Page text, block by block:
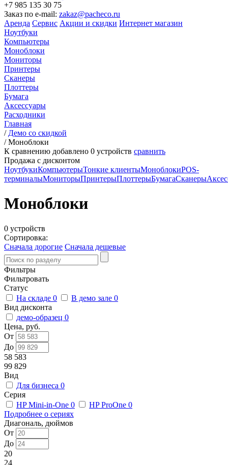
+7 985 135 30 75
Заказ по e-mail: zakaz@pacheco.ru
Аренда Сервис Акции и скидки Интернет магазин
Ноутбуки
Компьютеры
Моноблоки
Мониторы
Принтеры
Сканеры
Плоттеры
Бумага
Аксессуары
Расходники
Главная
/ Демо со скидкой
/Моноблоки
К сравнению добавлено 0 устройств сравнить
Продажа с дисконтом
НоутбукиКомпьютерыТонкие клиентыМоноблокиPOS-
терминалыМониторыПринтерыПлоттерыБумагаСканеры
Моноблоки
0 устройств
Сортировка:
Сначала дорогие Сначала дешевые
Фильтры
Фильтровать
Статус
На складе 0 В демо зале 0
Вид дисконта
демо-образец 0
Цена, руб.
От
До
58 583
99 829
Вид
Для бизнеса 0
Серия
HP Mini-in-One 0 HP ProOne 0
Подробнее о сериях
Диагональ, дюймов
От
До
20
24